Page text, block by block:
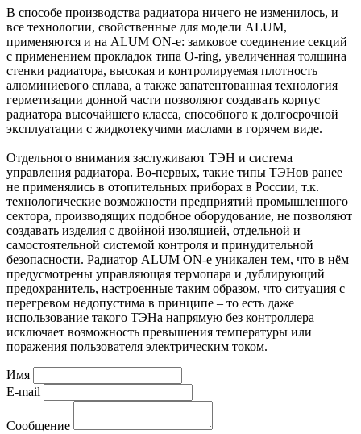
В способе производства радиатора ничего не изменилось, и
все технологии, свойственные для модели ALUМ,
применяются и на ALUM ON-e: замковое соединение секций
с применением прокладок типа O-ring, увеличенная толщина
стенки радиатора, высокая и контролируемая плотность
алюминиевого сплава, а также запатентованная технология
герметизации донной части позволяют создавать корпус
радиатора высочайшего класса, способного к долгосрочной
эксплуатации с жидкотекучими маслами в горячем виде.
Отдельного внимания заслуживают ТЭН и система
управления радиатора. Во-первых, такие типы ТЭНов ранее
не применялись в отопительных приборах в России, т.к.
технологические возможности предприятий промышленного
сектора, производящих подобное оборудование, не позволяют
создавать изделия с двойной изоляцией, отдельной и
самостоятельной системой контроля и принудительной
безопасности. Радиатор ALUM ON-e уникален тем, что в нём
предусмотрены управляющая термопара и дублирующий
предохранитель, настроенные таким образом, что ситуация с
перегревом недопустима в принципе – то есть даже
использование такого ТЭНа напрямую без контроллера
исключает возможность превышения температуры или
поражения пользователя электрическим током.
Имя
E-mail
Сообщение